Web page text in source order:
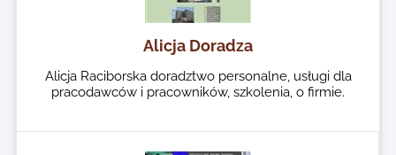
Alicja Doradza
Alicja Raciborska doradztwo personalne, usługi dla
pracodawców i pracowników, szkolenia, o firmie.